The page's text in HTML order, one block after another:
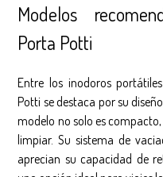
Modelos
Porta Potti
Entre los inodoros
Potti se destaca por su
modelo no solo es
limpiar. Su sistema de
aprecian su capacidad de